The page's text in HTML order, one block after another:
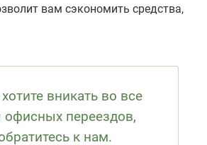
вам сэкономить средства,
вникать во все
переездов,
к нам.